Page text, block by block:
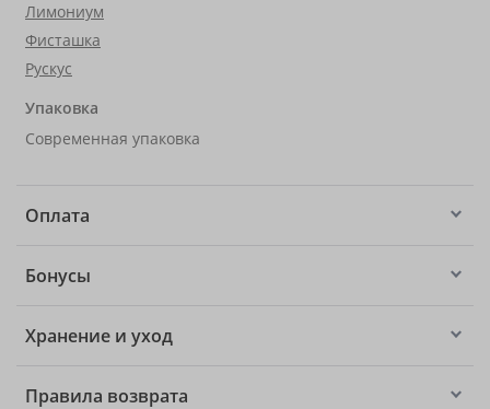
Лимониум
Фисташка
Рускус
Упаковка
Современная упаковка
Оплата
Бонусы
Хранение и уход
Правила возврата